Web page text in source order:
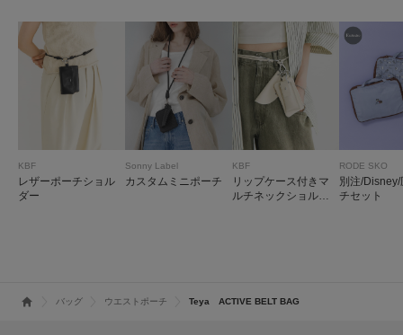
KBF
レザーポーチショル
ダー
Sonny Label
カスタムミニポーチ
KBF
リップケース付きマ
ルチネックショルダ
RODE SKO
別注/
チセット
バッグ ウエストポーチ Teya ACTIVE BELT BAG